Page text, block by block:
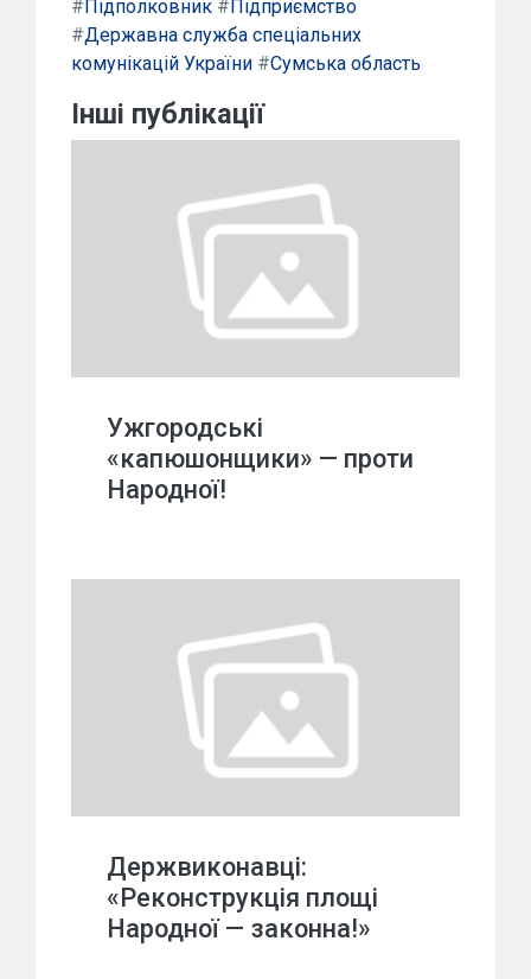
# Підполковник # Підприємство
#Державна служба спеціальних
комунікацій України #Сумська область
Інші публікації
Ужгородські
«капюшонщики» — проти
Народної!
Держвиконавці:
«Реконструкція площі
Народної — законна!»